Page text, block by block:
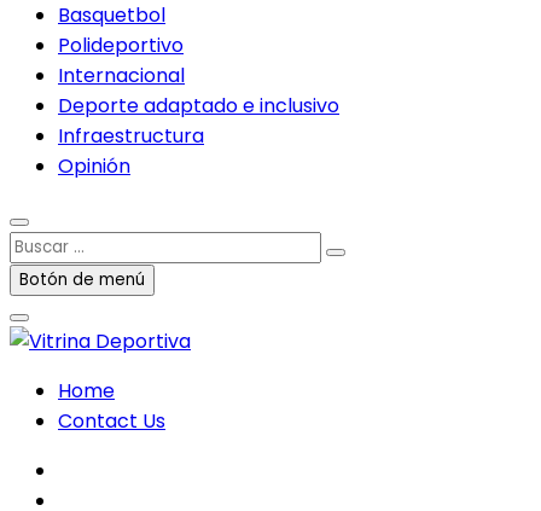
Basquetbol
Polideportivo
Internacional
Deporte adaptado e inclusivo
Infraestructura
Opinión
Buscar
…Botón de menú
Home
Contact Us